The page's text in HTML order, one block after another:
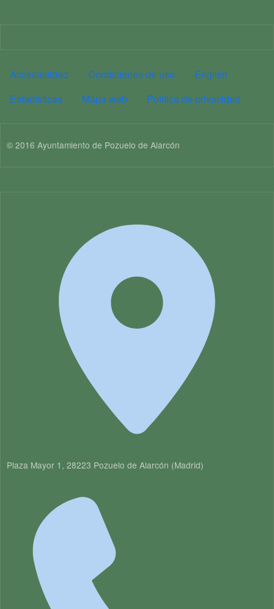
PIE DE PÁGINA MA
Accesibilidad Condiciones de uso
English
Estadísticas
Mapa web Política de privacidad
© 2016 Ayuntamiento de Pozuelo de Alarcón
Plaza Mayor 1, 28223 Pozuelo de Alarcón (Madrid)